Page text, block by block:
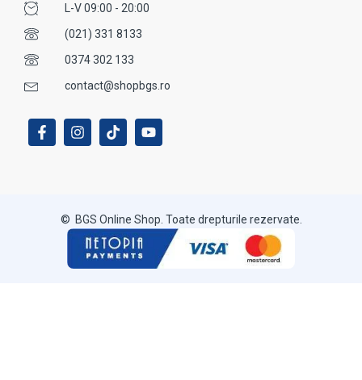
L-V 09:00 - 20:00
(021) 331 8133
0374 302 133
contact@shopbgs.ro
© BGS Online Shop. Toate drepturile rezervate.